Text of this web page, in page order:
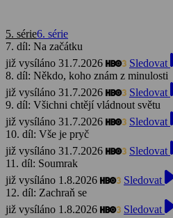
5. série6. série
7. díl: Na začátku
již vysíláno 31.7.2026
Sledovat
8. díl: Někdo, koho znám z minulosti
již vysíláno 31.7.2026
Sledovat
9. díl: Všichni chtějí vládnout světu
již vysíláno 31.7.2026
Sledovat
10. díl: Vše je pryč
již vysíláno 31.7.2026
Sledovat
11. díl: Soumrak
již vysíláno 1.8.2026
Sledovat
12. díl: Zachraň se
již vysíláno 1.8.2026
Sledovat